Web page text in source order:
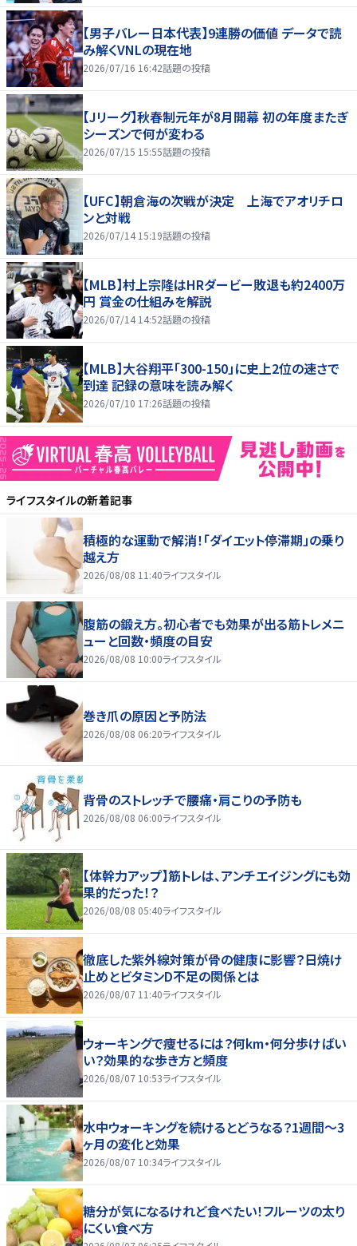
【男子バレー日本代表】9連勝の価値 データで読
み解くVNLの現在地
2026/07/16 16:42話題の投稿
【Jリーグ】秋春制元年が8月開幕 初の年度またぎ
シーズンで何が変わる
2026/07/15 15:55話題の投稿
【UFC】朝倉海の次戦が決定 上海でアオリチロ
ンと対戦
2026/07/14 15:19話題の投稿
【MLB】村上宗隆はHRダービー敗退も約2400万
円 賞金の仕組みを解説
2026/07/14 14:52話題の投稿
【MLB】大谷翔平「300-150」に史上2位の速さで
到達 記録の意味を読み解く
2026/07/10 17:26話題の投稿
ライフスタイルの新着記事
積極的な運動で解消！「ダイエット停滞期」の乗り
越え方
2026/08/08 11:40ライフスタイル
腹筋の鍛え方。初心者でも効果が出る筋トレメニ
ューと回数・頻度の目安
2026/08/08 10:00ライフスタイル
巻き爪の原因と予防法
2026/08/08 06:20ライフスタイル
背骨のストレッチで腰痛・肩こりの予防も
2026/08/08 06:00ライフスタイル
【体幹力アップ】筋トレは、アンチエイジングにも効
果的だった！？
2026/08/08 05:40ライフスタイル
徹底した紫外線対策が骨の健康に影響？日焼け
止めとビタミンD不足の関係とは
2026/08/07 11:40ライフスタイル
ウォーキングで痩せるには？何km・何分歩けばい
い？効果的な歩き方と頻度
2026/08/07 10:53ライフスタイル
水中ウォーキングを続けるとどうなる？1週間～3
ヶ月の変化と効果
2026/08/07 10:34ライフスタイル
糖分が気になるけれど食べたい！フルーツの太り
にくい食べ方